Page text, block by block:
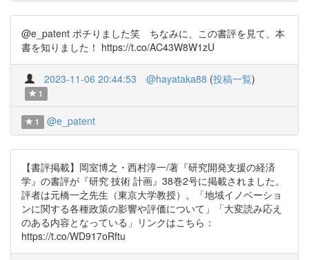
@e_patent ポチりました笑 ちなみに、この書評を見て、本
書を知りました！ https://t.co/AC43W8W1zU
2023-11-06 20:44:53 @hayataka88 (投稿一覧)
1
1 @e_patent
【書評掲載】岡室博之・西村淳一/著『研究開発支援の経済
学』の書評が『研究 技術 計画』38巻2号に掲載されました。
評者は元橋一之先生（東京大学教授）。「地域イノベーショ
ンに関する各種政策の影響や評価について」「大変読み応え
のある内容となっている」リンクはこちら：
https://t.co/WD917oRftu